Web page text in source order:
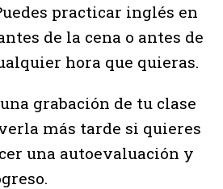
practicar inglés en
de la cena o antes de
hora que quieras.
grabación de tu clase
más tarde si quieres
una autoevaluación y